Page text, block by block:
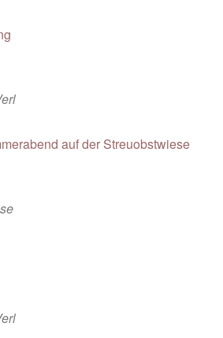
auf der Streuobstwiese